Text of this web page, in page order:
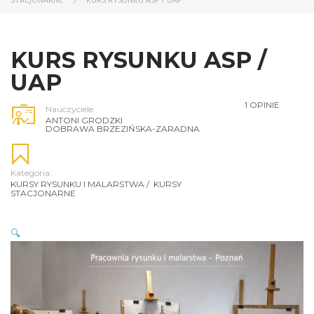
KURS RYSUNKU ASP /
UAP
Nauczyciele
ANTONI GRODZKI
DOBRAWA BRZEZIŃSKA-ZARADNA
Kategoria:
KURSY RYSUNKU I MALARSTWA / KURSY
STACJONARNE
1 OPINIE
🔍